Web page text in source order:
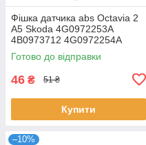
Фішка датчика abs Octavia 2
A5 Skoda 4G0972253A
4B0973712 4G0972254A
Готово до відправки
46 ₴ 51 ₴
Купити
–10%